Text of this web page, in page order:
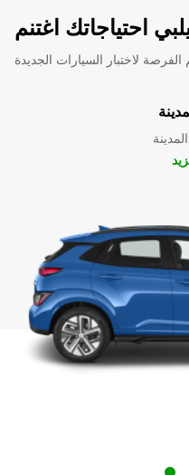
احتياجاتك اغتنم
الفرصة لاختبار السيارات الجديدة